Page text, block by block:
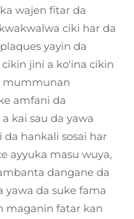
wajen fitar da
ciki har da
yayin da
jini a ko'ina cikin
mummunan
amfani da
kai sau da yawa
hankali sosai har
ayyuka masu wuya,
dangane da
da suke fama
maganin fatar kan